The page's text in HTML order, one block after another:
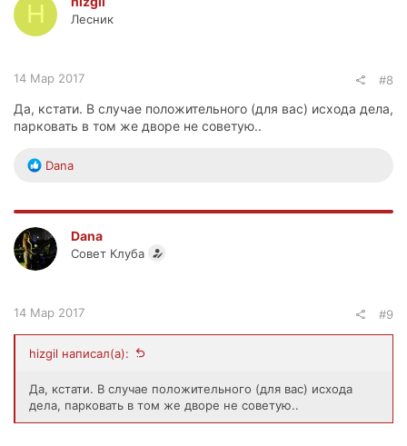
H Лесник
14 Мар 2017 #8
Да, кстати. В случае положительного (для вас) исхода дела,
парковать в том же дворе не советую..
Р
к
ц
и
и
Dana
Dana
Совет Клуба
14 Мар 2017 #9
hizgil написал(а):
Да, кстати. В случае положительного (для вас) исхода
дела, парковать в том же дворе не советую..